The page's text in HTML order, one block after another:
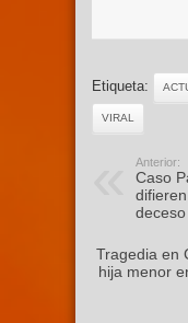
Etiqueta:
VIRAL
Anterior:
Caso
Tragedia en
hija menor